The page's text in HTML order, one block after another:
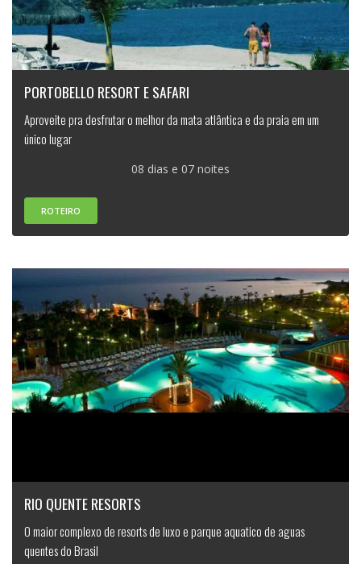
PORTOBELLO RESORT E SAFARI
Aproveite pra desfrutar o melhor da mata atlântica e da praia em um
único lugar
08 dias e 07 noites
ROTEIRO
RIO QUENTE RESORTS
O maior complexo de resorts de luxo e parque aquatico de aguas
quentes do Brasil